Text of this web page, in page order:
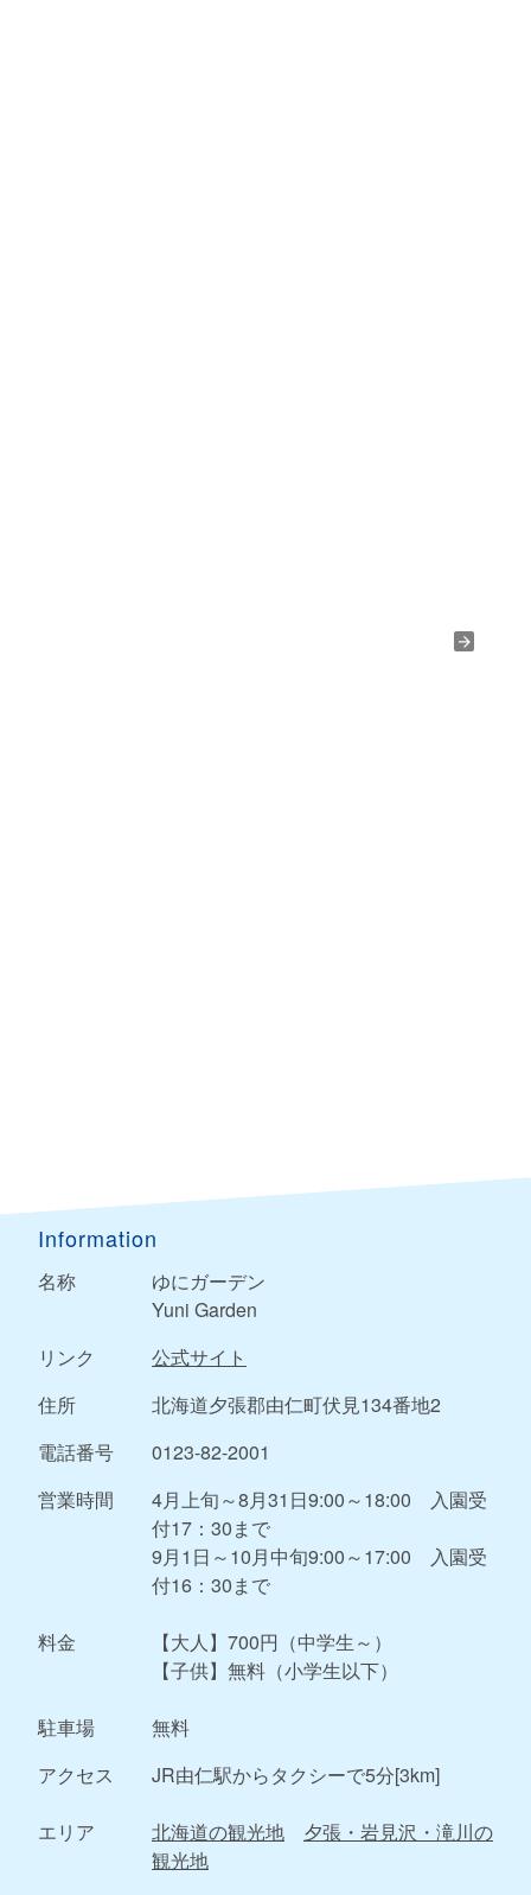
Information
名称
ゆにガーデン
Yuni Garden
リンク
公式サイト
住所
北海道夕張郡由仁町伏見134番地2
電話番号
0123-82-2001
営業時間
4月上旬～8月31日9:00～18:00 入園受
付17：30まで
9月1日～10月中旬9:00～17:00 入園受
付16：30まで
料金
【大人】700円（中学生～）
【子供】無料（小学生以下）
駐車場
無料
アクセス
JR由仁駅からタクシーで5分[3km]
エリア 北海道の観光地
夕張・岩見沢・滝川の
観光地